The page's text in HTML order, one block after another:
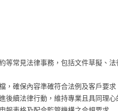
等常見法律事務，包括文件草擬、
，確保內容準確符合法例及客戶要求
後續法律行動，維持專業且具同理